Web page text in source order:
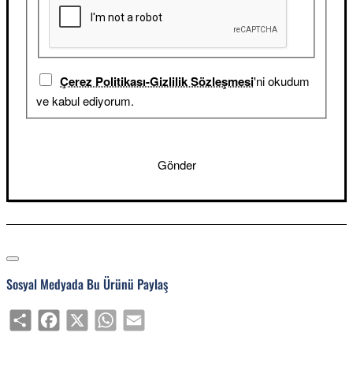
Çerez Politikası-Gizlilik Sözleşmesi'ni okudum
ve kabul ediyorum.
Gönder
Sosyal Medyada Bu Ürünü Paylaş
ShareFacebook
X WhatsAppEmail